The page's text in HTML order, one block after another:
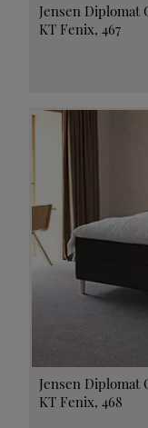
Jensen Diplomat
KT Fenix, 467
Jensen Diplomat
KT Fenix, 468